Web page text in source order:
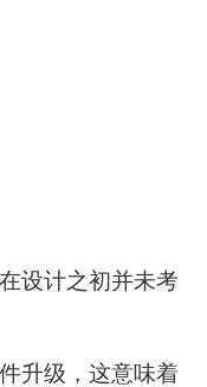
设计之初并未考
升级，这意味着